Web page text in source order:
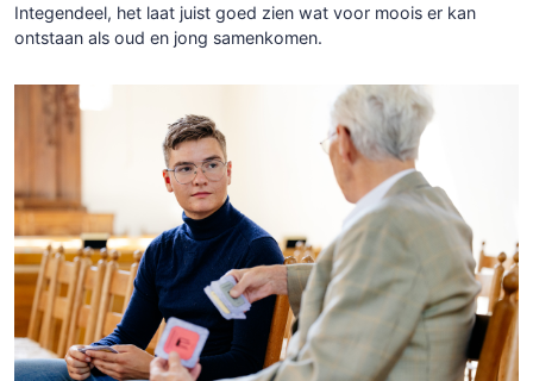
Integendeel, het laat juist goed zien wat voor moois er kan
ontstaan als oud en jong samenkomen.